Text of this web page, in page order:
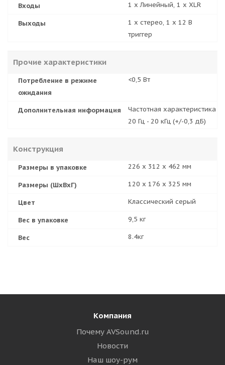
Входы 1 x Линейный, 1 x XLR
Выходы
1 x стерео, 1 x 12 В
триггер
Прочие характеристики
Потребление в режиме
ожидания
<0,5 Вт
Дополнительная информация
Частотная характеристика
20 Гц - 20 кГц (+/-0,3 дБ)
Конструкция
Размеры в упаковке 226 х 312 х 462 мм
Размеры (ШхВхГ) 120 х 176 х 325 мм
Цвет Классический серый
Вес в упаковке 9,5 кг
Вес 8.4кг
Компания
Почему AVSound.ru
Новости
Наш шоу-рум